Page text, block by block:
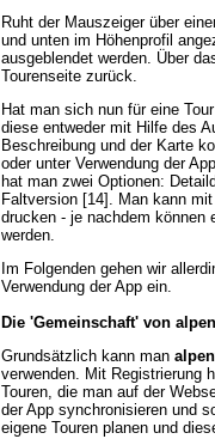
Ruht der Mauszeiger über
und unten im Höhenprofil
ausgeblendet werden. Über
Tourenseite zurück.
Hat man sich nun für eine
diese entweder mit Hilfe des
Beschreibung und der Karte
oder unter Verwendung der
hat man zwei Optionen:
Faltversion [14]. Man kann
drucken - je nachdem können
werden.
Im Folgenden gehen wir
Verwendung der App ein.
Die 'Gemeinschaft' von
Grundsätzlich kann man
verwenden. Mit Registrierung
Touren, die man auf der
der App synchronisieren und
eigene Touren planen und